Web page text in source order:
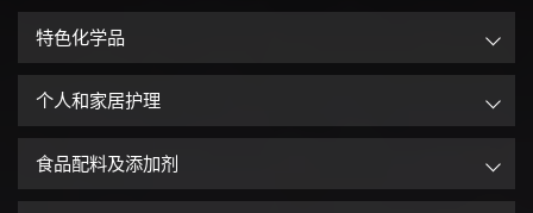
特色化学品
个人和家居护理
食品配料及添加剂